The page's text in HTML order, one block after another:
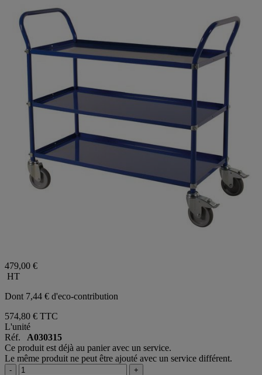
479,00 €
HT
Dont 7,44 € d'eco-contribution
574,80 € TTC
L'unité
Réf. A030315
Ce produit est déjà au panier avec un service.
Le même produit ne peut être ajouté avec un service différent.
- +